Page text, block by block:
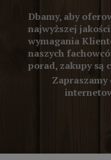
Dbamy, aby
najwyższej
wymagania
naszych
porad, zakupy są